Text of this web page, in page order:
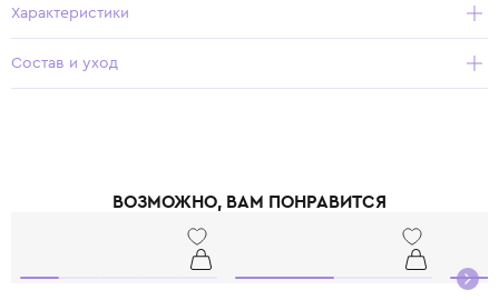
Характеристики
Состав и уход
ВОЗМОЖНО, ВАМ ПОНРАВИТСЯ